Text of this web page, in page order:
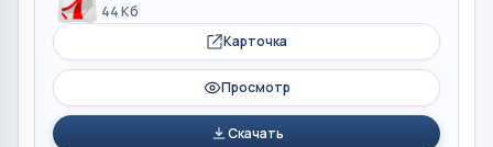
44 Кб
Карточка
Просмотр
Скачать